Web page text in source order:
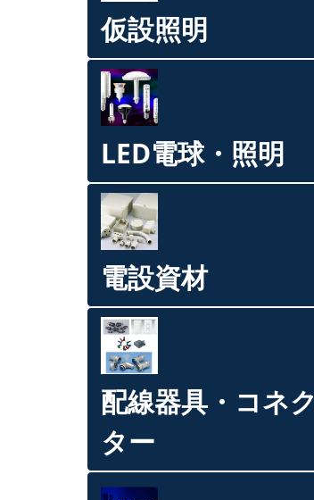
仮設照明
LED電球・照明
電設資材
配線器具・コネク
ター